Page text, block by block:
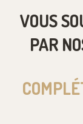
VOUS
PAR